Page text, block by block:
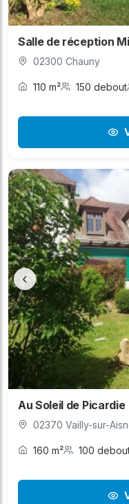
Salle de réception
02300 Chauny
110 m² 150 debout
‹
Au Soleil de Picardie
02370 Vailly-sur-
160 m² 100